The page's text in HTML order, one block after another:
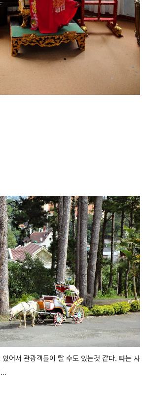
있어서 관광객들이 탈 수도 있는것 같다. 타는 사